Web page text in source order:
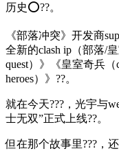
历史⭕??。
《部落冲突》开发商
全新的clash ip（部落/
quest）》《皇室奇兵
heroes）》??。
就在今天???，光宇与
士无双”正式上线??。
但在那个故事里???，